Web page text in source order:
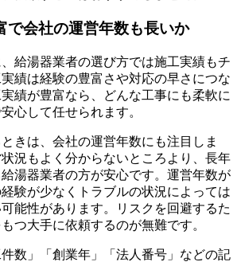
会社の運営年数も長いか
給湯器業者の選び方では施工実績もチ
績は経験の豊富さや対応の早さにつな
績が豊富なら、どんな工事にも柔軟に
心して任せられます。
きは、会社の運営年数にも注目しま
況もよく分からないところより、長年
湯器業者の方が安心です。運営年数が
験が少なくトラブルの状況によっては
能性があります。リスクを回避するた
つ大手に依頼するのが無難です。
数」「創業年」「法人番号」などの記